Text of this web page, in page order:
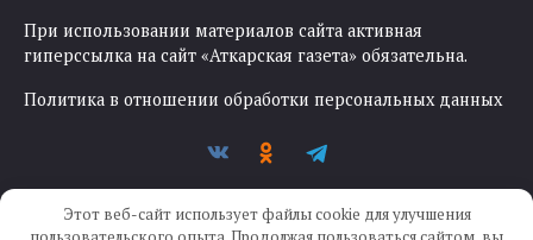
При использовании материалов сайта активная
гиперссылка на сайт «Аткарская газета» обязательна.
Политика в отношении обработки персональных данных
Этот веб-сайт использует файлы cookie для улучшения